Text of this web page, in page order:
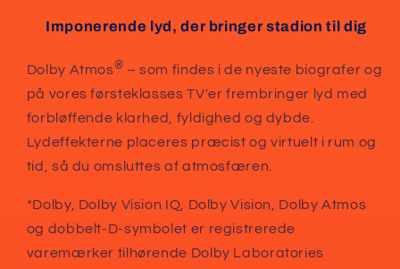
Imponerende lyd, der bringer stadion til dig
Dolby Atmos® – som findes i de nyeste biografer og
på vores førsteklasses TV'er frembringer lyd med
forbløffende klarhed, fyldighed og dybde.
Lydeffekterne placeres præcist og virtuelt i rum og
tid, så du omsluttes af atmosfæren.
*Dolby, Dolby Vision IQ, Dolby Vision, Dolby Atmos
og dobbelt-D-symbolet er registrerede
varemærker tilhørende Dolby Laboratories